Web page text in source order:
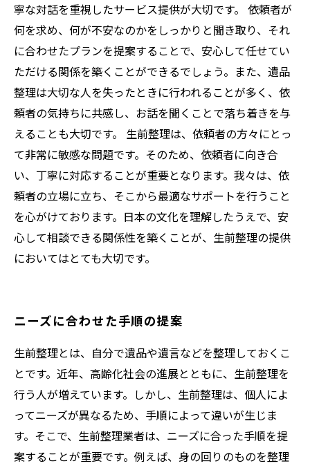
寧な対話を重視したサービス提供が大切です。 依頼者が
何を求め、何が不安なのかをしっかりと聞き取り、それ
に合わせたプランを提案することで、安心して任せてい
ただける関係を築くことができるでしょう。また、遺品
整理は大切な人を失ったときに行われることが多く、依
頼者の気持ちに共感し、お話を聞くことで落ち着きを与
えることも大切です。 生前整理は、依頼者の方々にとっ
て非常に敏感な問題です。そのため、依頼者に向き合
い、丁寧に対応することが重要となります。我々は、依
頼者の立場に立ち、そこから最適なサポートを行うこと
を心がけております。日本の文化を理解したうえで、安
心して相談できる関係性を築くことが、生前整理の提供
においてはとても大切です。
ニーズに合わせた手順の提案
生前整理とは、自分で遺品や遺言などを整理しておくこ
とです。近年、高齢化社会の進展とともに、生前整理を
行う人が増えています。しかし、生前整理は、個人によ
ってニーズが異なるため、手順によって違いが生じま
す。そこで、生前整理業者は、ニーズに合った手順を提
案することが重要です。例えば、身の回りのものを整理